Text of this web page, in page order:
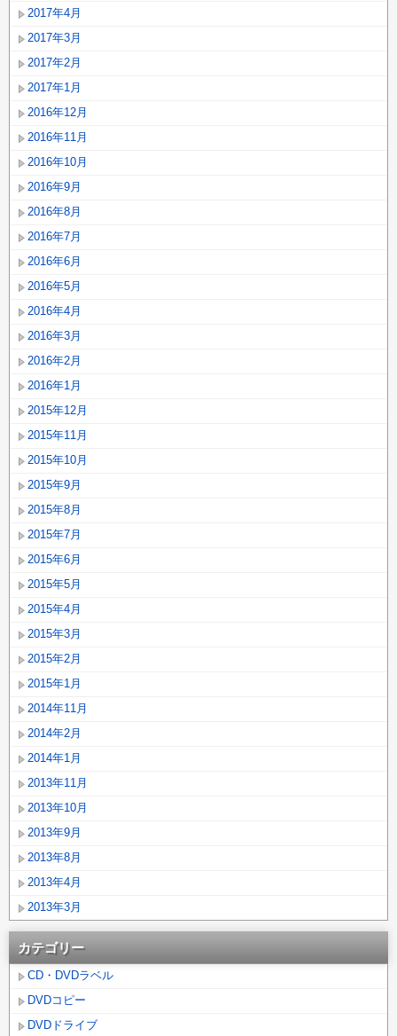
2017年4月
2017年3月
2017年2月
2017年1月
2016年12月
2016年11月
2016年10月
2016年9月
2016年8月
2016年7月
2016年6月
2016年5月
2016年4月
2016年3月
2016年2月
2016年1月
2015年12月
2015年11月
2015年10月
2015年9月
2015年8月
2015年7月
2015年6月
2015年5月
2015年4月
2015年3月
2015年2月
2015年1月
2014年11月
2014年2月
2014年1月
2013年11月
2013年10月
2013年9月
2013年8月
2013年4月
2013年3月
カテゴリー
CD・DVDラベル
DVDコピー
DVDドライブ